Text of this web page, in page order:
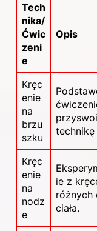
Tech
nika/
Ćwic
zeni
e
Opis
Kręc
enie
na
brzu
szku
technikę
Kręc
enie
na
nodz
e
ie z
różnych
ciała.